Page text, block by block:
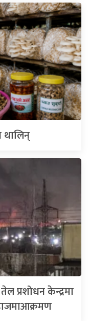
थालिन्
तेल प्रशोधन केन्द्रमा